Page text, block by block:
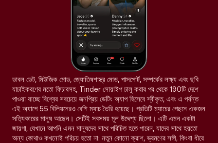
ডাবল ডেট, মিউজিক মোড, জ্যোতিষশাস্ত্র মোড, পাসপোর্ট, সম্পর্কের লক্ষ্য এবং ছবি
যাচাইকরণের মতো ফিচারসহ, Tinder সোয়াইপ চালু করার পর থেকে 190টি দেশে
পাওয়া যাচ্ছে বিশ্বের সবচেয়ে জনপ্রিয় ডেটিং অ্যাপ হিসেবে স্বীকৃত, এবং এ পর্যন্ত
এই অ্যাপে 55 বিলিয়নেরও বেশি ম্যাচ তৈরি হয়েছে। প্রতিটি ম্যাচের পেছনে একজন
সত্যিকারের মানুষ আছেন। সেটিই সবসময় মূল উদ্দেশ্য ছিলো। এটি এমন একটা
জায়গা, যেখানে আপনি এমন মানুষদের সাথে পরিচিত হতে পারেন, যাদের সাথে হয়তো
অন্য কোথাও কখনোই পরিচয় হতো না: নতুন কোনো ক্রাশ, ভ্রমণের সঙ্গী, কিংবা ধীরে